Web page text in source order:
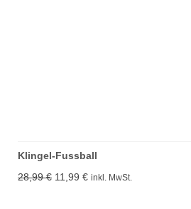
Klingel-Fussball
28,99€ Ursprünglicher
11,99 €Aktueller
inkl. MwSt.